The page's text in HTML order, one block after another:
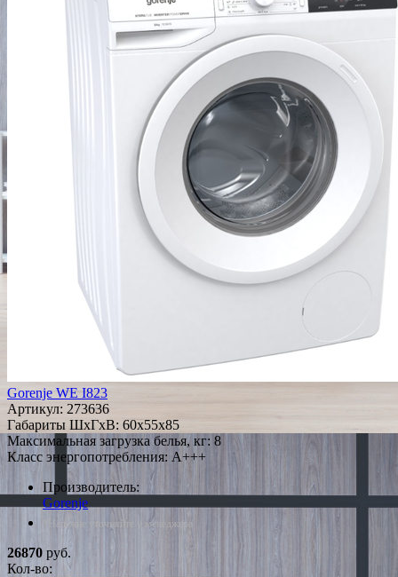
Gorenje WE I823
Артикул: 273636
Габариты ШxГxВ: 60x55x85
Максимальная загрузка белья, кг: 8
Класс энергопотребления: A+++
Производитель:
Gorenje
*Наличие уточняйте у менеджера
26870 руб.
Кол-во: